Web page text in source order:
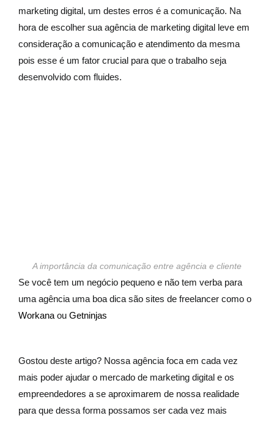
marketing digital, um destes erros é a comunicação. Na
hora de escolher sua agência de marketing digital leve em
consideração a comunicação e atendimento da mesma
pois esse é um fator crucial para que o trabalho seja
desenvolvido com fluides.
A importância da comunicação entre agência e cliente
Se você tem um negócio pequeno e não tem verba para
uma agência uma boa dica são sites de freelancer como o
Workanaou Getninjas
Gostou deste artigo? Nossa agência foca em cada vez
mais poder ajudar o mercado de marketing digital e os
empreendedores a se aproximarem de nossa realidade
para que dessa forma possamos ser cada vez mais